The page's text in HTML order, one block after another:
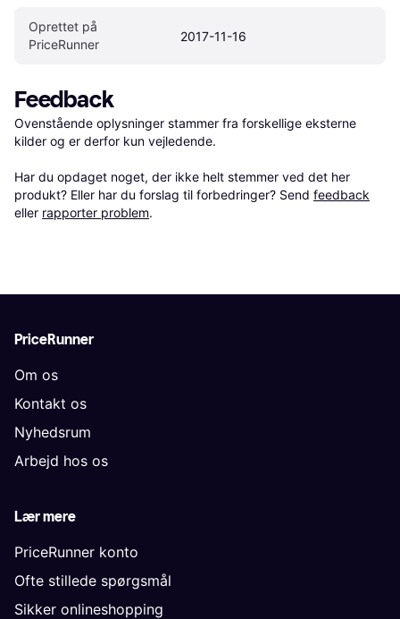
Oprettet på
PriceRunner
2017-11-16
Feedback
Ovenstående oplysninger stammer fra forskellige eksterne
kilder og er derfor kun vejledende.
Har du opdaget noget, der ikke helt stemmer ved det her
produkt? Eller har du forslag til forbedringer? Send feedback
eller rapporter problem.
PriceRunner
Om os
Kontakt os
Nyhedsrum
Arbejd hos os
Lær mere
PriceRunner konto
Ofte stillede spørgsmål
Sikker onlineshopping